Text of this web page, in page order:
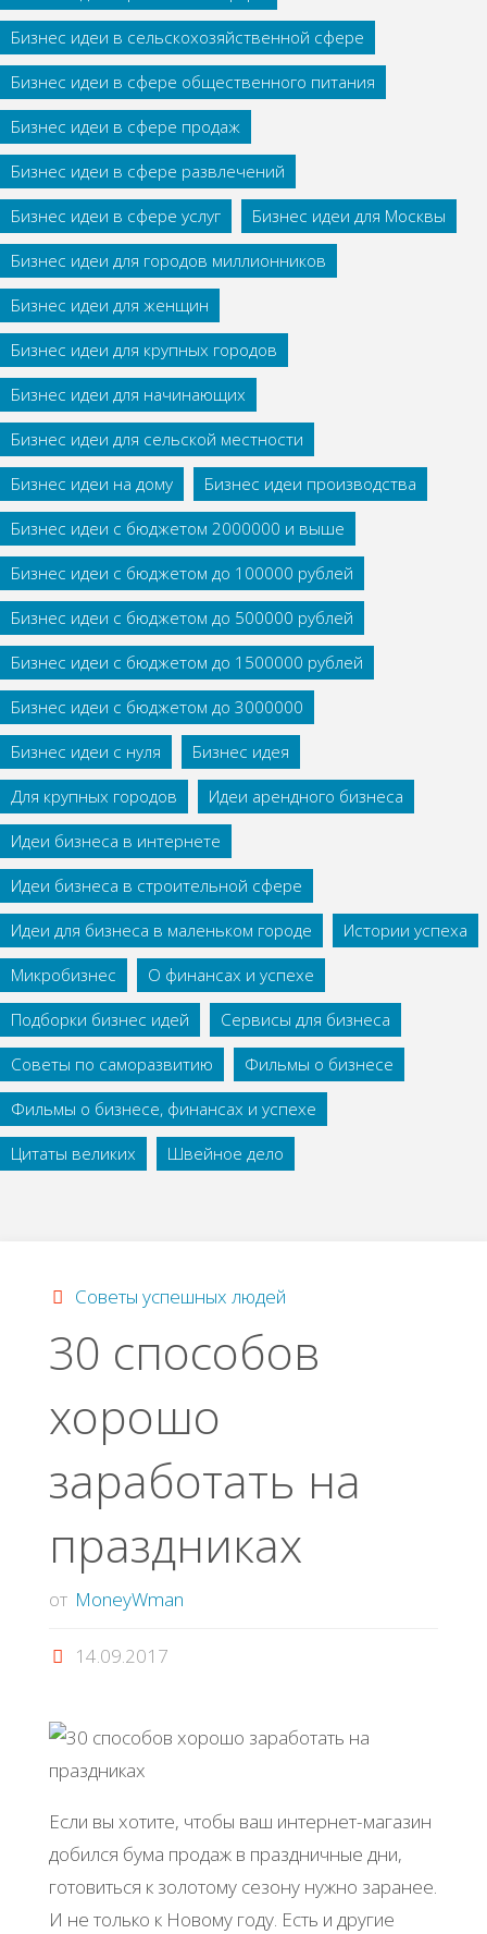
Бизнес идеи в сельскохозяйственной сфере
Бизнес идеи в сфере общественного питания
Бизнес идеи в сфере продаж
Бизнес идеи в сфере развлечений
Бизнес идеи в сфере услуг
Бизнес идеи для Москвы
Бизнес идеи для городов миллионников
Бизнес идеи для женщин
Бизнес идеи для крупных городов
Бизнес идеи для начинающих
Бизнес идеи для сельской местности
Бизнес идеи на дому
Бизнес идеи производства
Бизнес идеи с бюджетом 2000000 и выше
Бизнес идеи с бюджетом до 100000 рублей
Бизнес идеи с бюджетом до 500000 рублей
Бизнес идеи с бюджетом до 1500000 рублей
Бизнес идеи с бюджетом до 3000000
Бизнес идеи с нуля
Бизнес идея
Для крупных городов
Идеи арендного бизнеса
Идеи бизнеса в интернете
Идеи бизнеса в строительной сфере
Идеи для бизнеса в маленьком городе
Истории успеха
Микробизнес
О финансах и успехе
Подборки бизнес идей
Сервисы для бизнеса
Советы по саморазвитию
Фильмы о бизнесе
Фильмы о бизнесе, финансах и успехе
Цитаты великих
Швейное дело
Советы успешных людей
30 способов
хорошо
заработать на
праздниках
от MoneyWman
14.09.2017
Если вы хотите, чтобы ваш интернет-магазин
добился бума продаж в праздничные дни,
готовиться к золотому сезону нужно заранее.
И не только к Новому году. Есть и другие